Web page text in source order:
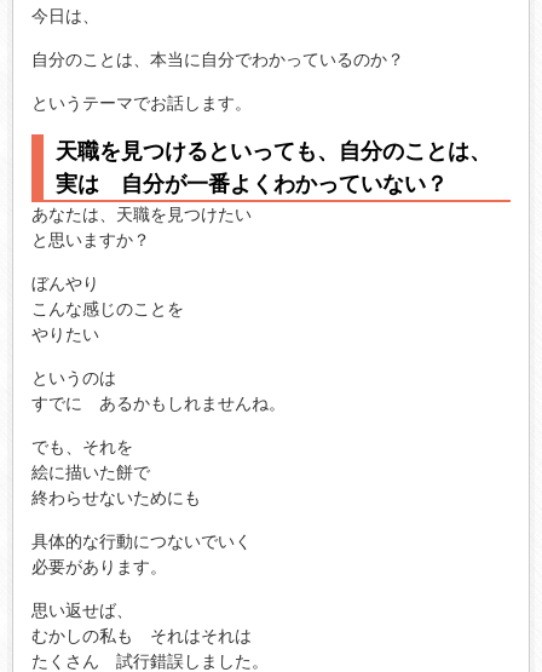
今日は、
自分のことは、本当に自分でわかっているのか？
というテーマでお話します。
天職を見つけるといっても、自分のことは、
実は 自分が一番よくわかっていない？
あなたは、天職を見つけたい
と思いますか？
ぼんやり
こんな感じのことを
やりたい
というのは
すでに あるかもしれませんね。
でも、それを
絵に描いた餅で
終わらせないためにも
具体的な行動につないでいく
必要があります。
思い返せば、
むかしの私も それはそれは
たくさん 試行錯誤しました。